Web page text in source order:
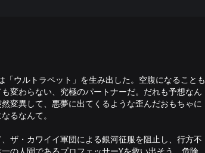
ウルトラペット」を生み出した。空腹になることも
変わらない、究極のパートナーだ。だれも予想なん
変異して、悪夢に出てくるような歪んだおもちゃに
るなんて。
ザ・カワイイ軍団による銀河征服を阻止し、行方不